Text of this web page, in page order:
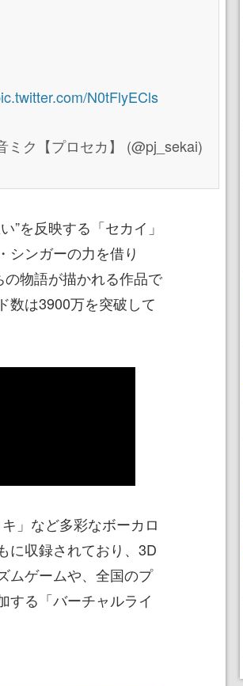
N0tFlyECls
ク【プロセカ】 (@pj_sekai)
”を反映する「セカイ」
シンガーの力を借り
の物語が描かれる作品で
数は3900万を突破して
」など多彩なボーカロ
に収録されており、3D
ムゲームや、全国のプ
する「バーチャルライ